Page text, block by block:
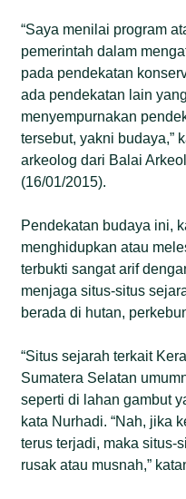
“Saya menilai program
pemerintah dalam
pada pendekatan
ada pendekatan lain
menyempurnakan
tersebut, yakni budaya,”
arkeolog dari Balai
(16/01/2015).
Pendekatan budaya ini,
menghidupkan atau
terbukti sangat arif
menjaga situs-situs
berada di hutan,
“Situs sejarah terkait
Sumatera Selatan
seperti di lahan gambut
kata Nurhadi. “Nah, jika
terus terjadi, maka situs-
rusak atau musnah,”